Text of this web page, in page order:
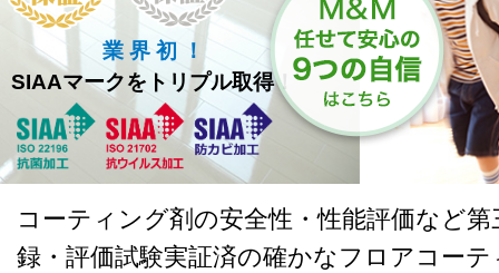
業 界 初 ！
SIAAマークをトリプル取得！
コーティング剤の安全性・性能評価など
録・評価試験実証済の確かなフロアコー